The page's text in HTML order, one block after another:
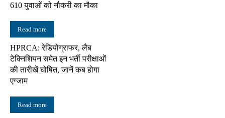
610 युवाओं को नौकरी का मौका
Read more
HPRCA: रेडियोग्राफर, लैब
टेक्निशियन समेत इन भर्ती परीक्षाओं
की तारीखें घोषित, जानें कब होगा
एग्जाम
Read more